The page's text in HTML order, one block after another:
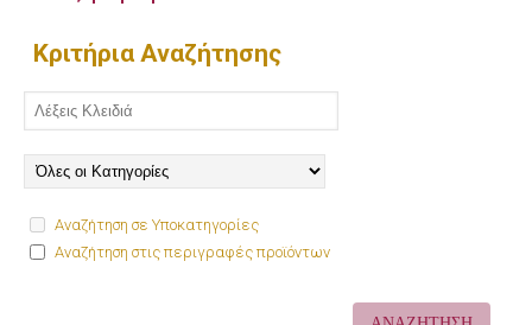
Κριτήρια Αναζήτησης
Αναζήτηση σε Υποκατηγορίες
Αναζήτηση στις περιγραφές προϊόντων